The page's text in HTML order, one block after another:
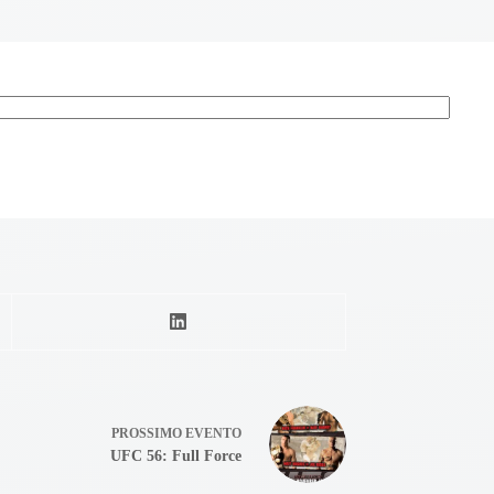
PROSSIMO EVENTO
UFC 56: Full Force